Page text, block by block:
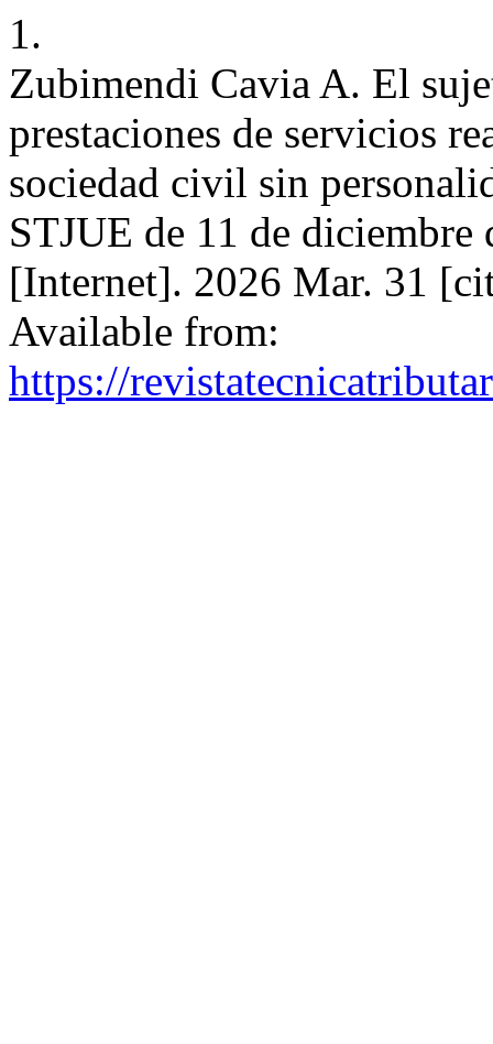
1.
Zubimendi Cavia A. El
prestaciones de servicios
sociedad civil sin
STJUE de 11 de
[Internet]. 2026 Mar. 31
Available from:
https://